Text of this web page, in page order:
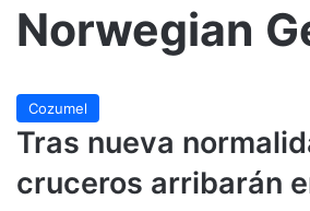
Norwegian
Cozumel
Tras nueva
cruceros arribarán